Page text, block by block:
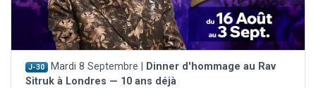
J-30 Mardi 8 Septembre |
Dinner d'hommage au Rav
Sitruk à Londres — 10 ans déjà